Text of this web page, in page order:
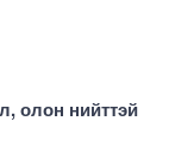
олон нийттэй